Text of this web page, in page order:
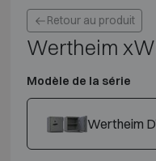
Retour au produit
Wertheim
Modèle de la série
Wertheim